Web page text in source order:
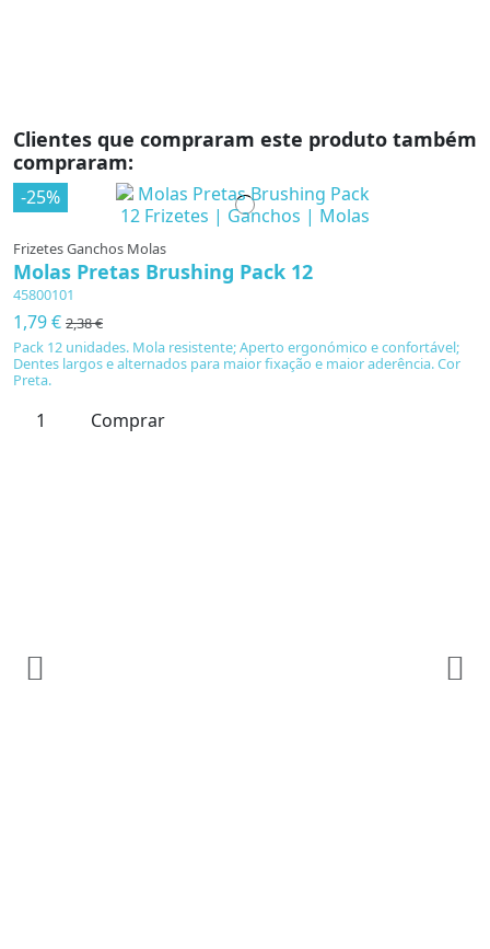
Clientes que compraram este produto também
compraram:
-25%
Frizetes Ganchos Molas
Molas Pretas Brushing Pack 12
45800101
1,79 € 2,38 €
Pack 12 unidades. Mola resistente; Aperto ergonómico e confortável;
Dentes largos e alternados para maior fixação e maior aderência. Cor
Preta.
Comprar